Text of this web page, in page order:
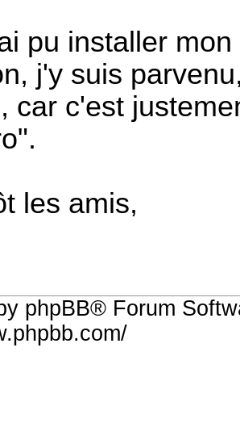
pu installer
j'y suis
car c'est
les amis,
phpBB® Forum